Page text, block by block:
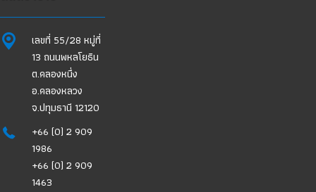
เลขที่ 55/28 หมู่ที่
13 ถนนพหลโยธิน
ต.คลองหนึ่ง
อ.คลองหลวง
จ.ปทุมธานี 12120
+66 (0) 2 909
1986
+66 (0) 2 909
1463